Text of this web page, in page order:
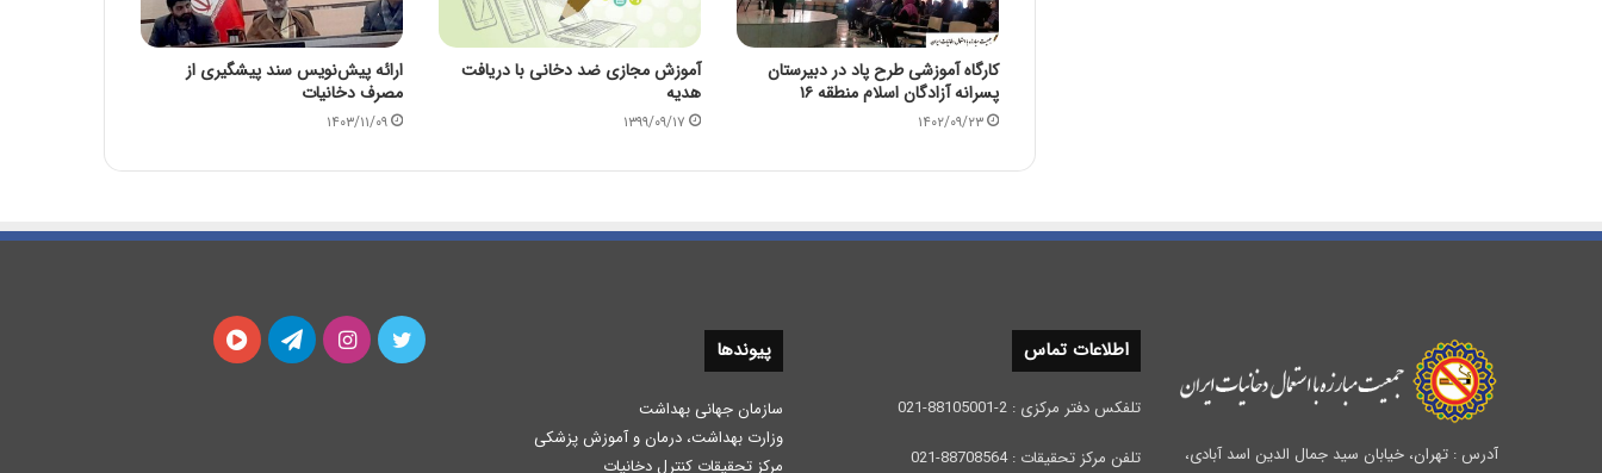
کارگاه آموزشی طرح پاد در دبیرستان
پسرانه آزادگان اسلام منطقه ۱۶
۱۴۰۲/۰۹/۲۳
آموزش مجازی ضد دخانی با دریافت
هدیه
۱۳۹۹/۰۹/۱۷
ارائه پیش‌نویس سند پیشگیری از
مصرف دخانیات
۱۴۰۳/۱۱/۰۹
آدرس : تهران، خیابان سید جمال الدین اسد آبادی،
اطلاعات تماس
تلفکس دفتر مرکزی : 2-88105001-021
تلفن مرکز تحقیقات : 88708564-021
پیوندها
سازمان جهانی بهداشت
وزارت بهداشت، درمان و آموزش پزشكی
مرکز تحقیقات کنترل دخانیات
توییتر اینستاگرامتلگرام آپارات